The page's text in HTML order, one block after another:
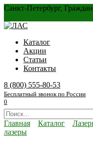
Перейти
содержанию
Санкт-Петербург,
Каталог
Акции
Статьи
Контакты
8 (800) 555-80-53
Бесплатный звонок по России
0
Search
for:
Главная Каталог
лазеры